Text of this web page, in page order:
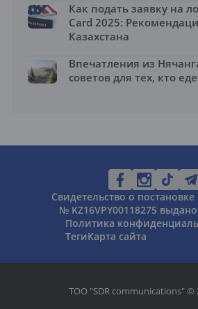
Как подать заявку на
Card 2025:
Казахстана
Впечатления из
советов для тех, кто
Свидетельство о
№ KZ16VPY00118275
Политика
ТегиКарта сайта
ТОО "SDR communications" ©